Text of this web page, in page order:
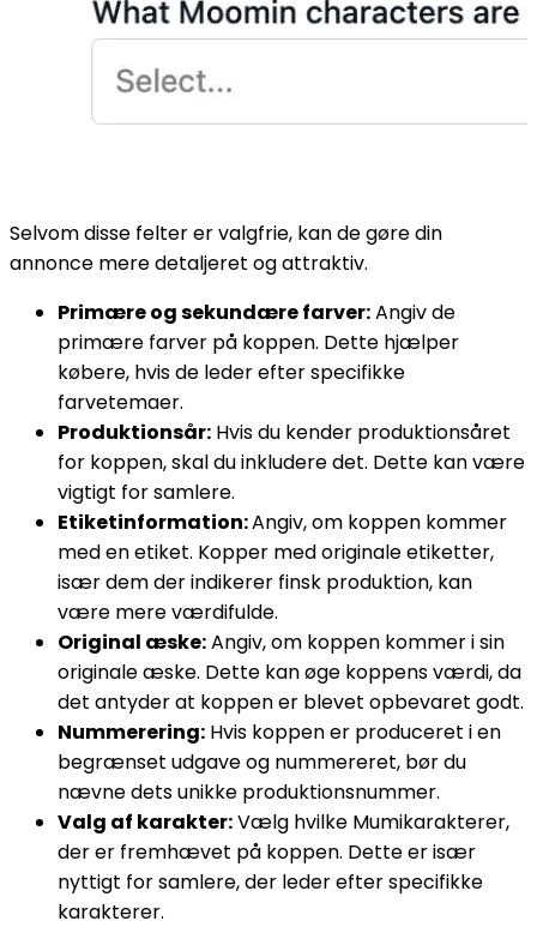
Selvom disse felter er valgfrie, kan de gøre din
annonce mere detaljeret og attraktiv.
Primære og sekundære farver:Angiv de
primære farver på koppen. Dette hjælper
købere, hvis de leder efter specifikke
farvetemaer.
Produktionsår: Hvis du kender produktionsåret
for koppen, skal du inkludere det. Dette kan være
vigtigt for samlere.
Etiketinformation:Angiv, om koppen kommer
med en etiket. Kopper med originale etiketter,
især dem der indikerer finsk produktion, kan
være mere værdifulde.
Original æske:Angiv, om koppen kommer i sin
originale æske. Dette kan øge koppens værdi, da
det antyder at koppen er blevet opbevaret godt.
Nummerering: Hvis koppen er produceret i en
begrænset udgave og nummereret, bør du
nævne dets unikke produktionsnummer.
Valg af karakter:Vælg hvilke Mumikarakterer,
der er fremhævet på koppen. Dette er især
nyttigt for samlere, der leder efter specifikke
karakterer.